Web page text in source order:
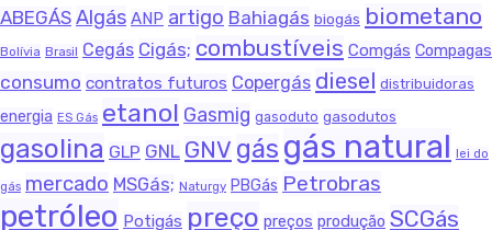
ABEGÁS Algás ANP artigo Bahiagás biogás biometano
Bolívia Brasil Cegás Cigás; combustíveis Comgás Compagas
consumo contratos futuros Copergás diesel distribuidoras
energia ES Gás etanol Gasmig gasoduto gasodutos
gasolina GLP GNL GNV gás gás natural lei do
gás mercado MSGás; Naturgy PBGás Petrobras
petróleo Potigás preço preços produção SCGás